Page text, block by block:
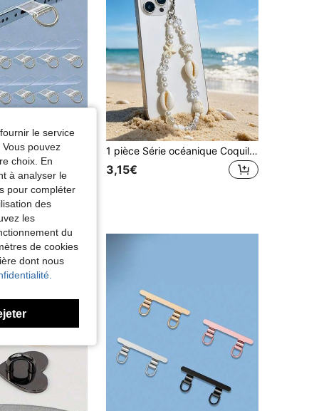
1 pièce Série océanique Coquillage, étoile de mer, tortue Décoration de plage bohème, collier de perles de faux perles en argile souple, dragonne de téléphone, dragonne d'écouteur, accessoire de sac, cadeau pour les amis
3,15€
le service
pouvez
choix. En
à analyser le
pour compléter
des
les
du
de cookies
dont nous